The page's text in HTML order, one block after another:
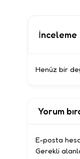
İnceleme
Henüz bir
Yorum
E-posta
Gerekli